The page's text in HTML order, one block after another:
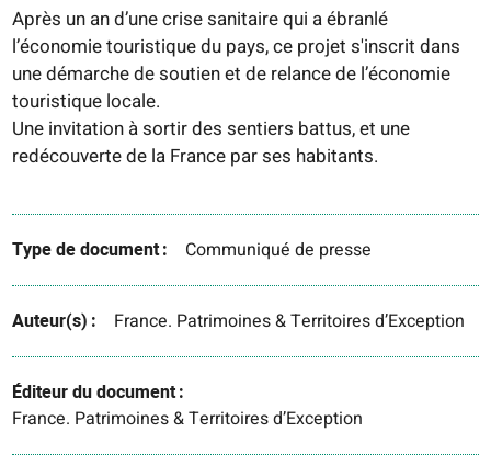
Après un an d’une crise sanitaire qui a ébranlé
l’économie touristique du pays, ce projet s'inscrit dans
une démarche de soutien et de relance de l’économie
touristique locale.
Une invitation à sortir des sentiers battus, et une
redécouverte de la France par ses habitants.
Type de document Communiqué de presse
Auteur(s) France. Patrimoines & Territoires d’Exception
Éditeur du document
France. Patrimoines & Territoires d’Exception